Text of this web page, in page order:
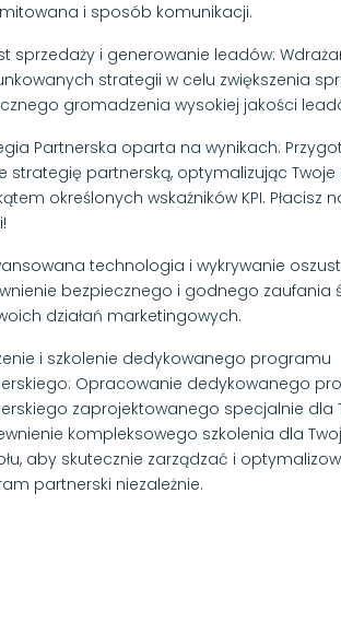
i sposób komunikacji.
sprzedaży i generowanie leadów:
strategii w celu zwiększenia
gromadzenia wysokiej jakości
Partnerska oparta na wynikach:
strategię partnerską, optymalizując Twoje
określonych wskaźników KPI. Płacisz
technologia i wykrywanie
bezpiecznego i godnego zaufania
działań marketingowych.
i szkolenie dedykowanego programu
Opracowanie dedykowanego
zaprojektowanego specjalnie dla
kompleksowego szkolenia dla
aby skutecznie zarządzać i
partnerski niezależnie.